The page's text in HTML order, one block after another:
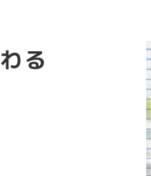
る